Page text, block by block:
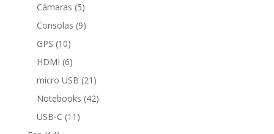
Cámaras 55
productos
Consolas 99
GPS 1010
productos
HDMI 66
productos
micro USB 21 21
productos
Notebooks 4242
USB-C 11 11